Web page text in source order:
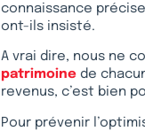
connaissance
ont-ils insisté.
A vrai dire, nous ne
patrimoine de
revenus, c’est bien
Pour prévenir